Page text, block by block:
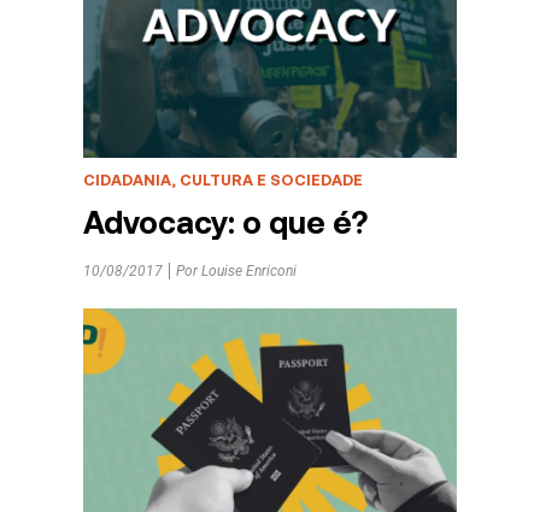
CIDADANIA, CULTURA E SOCIEDADE
Advocacy: o que é?
10/08/2017 Por Louise Enriconi